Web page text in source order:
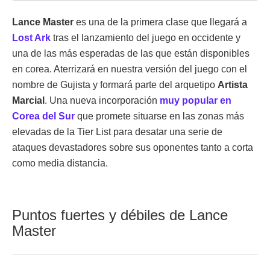
Lance Master es una de la primera clase que llegará a
Lost Ark tras el lanzamiento del juego en occidente y
una de las más esperadas de las que están disponibles
en corea. Aterrizará en nuestra versión del juego con el
nombre de Gujista y formará parte del arquetipo Artista
Marcial . Una nueva incorporación muy popular en
Corea del Sur que promete situarse en las zonas más
elevadas de la Tier List para desatar una serie de
ataques devastadores sobre sus oponentes tanto a corta
como media distancia.
Puntos fuertes y débiles de Lance
Master